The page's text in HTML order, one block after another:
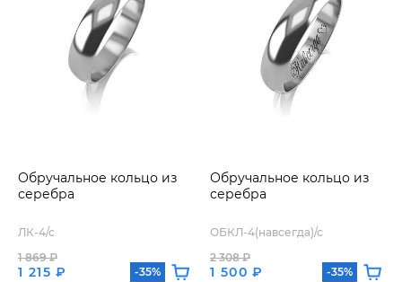
Обручальное кольцо из
серебра
ЛК-4/с
1 215 ₽
1 869 ₽
-35%
Обручальное кольцо из
серебра
ОБКЛ-4(навсегда)/с
1 500 ₽
2 308 ₽
-35%